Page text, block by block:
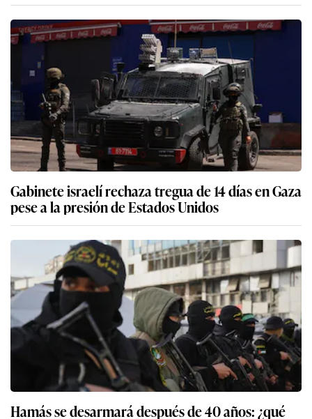
Gabinete israelí rechaza tregua de 14 días en Gaza
pese a la presión de Estados Unidos
Hamás se desarmará después de 40 años: ¿qué